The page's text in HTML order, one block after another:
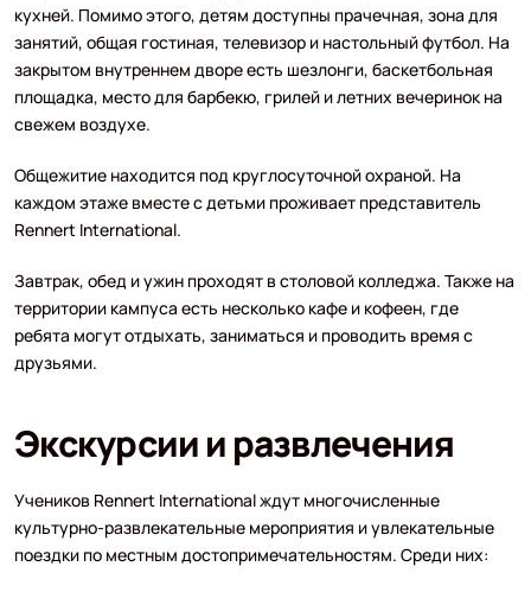
кухней. Помимо этого, детям доступны прачечная, зона для
занятий, общая гостиная, телевизор и настольный футбол. На
закрытом внутреннем дворе есть шезлонги, баскетбольная
площадка, место для барбекю, грилей и летних вечеринок на
свежем воздухе.
Общежитие находится под круглосуточной охраной. На
каждом этаже вместе с детьми проживает представитель
Rennert International.
Завтрак, обед и ужин проходят в столовой колледжа. Также на
территории кампуса есть несколько кафе и кофеен, где
ребята могут отдыхать, заниматься и проводить время с
друзьями.
Экскурсии и развлечения
Учеников Rennert International ждут многочисленные
культурно-развлекательные мероприятия и увлекательные
поездки по местным достопримечательностям. Среди них: